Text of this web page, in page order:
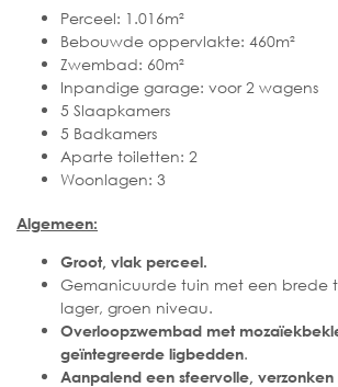
Perceel: 1.016m²
Bebouwde oppervlakte: 460m²
Zwembad: 60m²
Inpandige garage: voor 2 wagens
5 Slaapkamers
5 Badkamers
Aparte toiletten: 2
Woonlagen: 3
Algemeen:
Groot, vlak perceel.
Gemanicuurde tuin met een brede
lager, groen niveau.
Overloopzwembad met
geïntegreerde ligbedden.
Aanpalend een sfeervolle, verzonken